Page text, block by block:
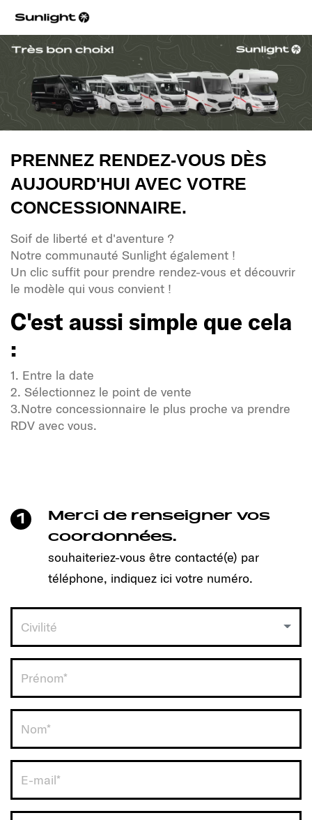
PRENNEZ RENDEZ-VOUS DÈS
AUJOURD'HUI AVEC VOTRE
CONCESSIONNAIRE.
Soif de liberté et d'aventure ?
Notre communauté Sunlight également !
Un clic suffit pour prendre rendez-vous et découvrir
le modèle qui vous convient !
C'est aussi simple que cela
:
1. Entre la date
2. Sélectionnez le point de vente
3.Notre concessionnaire le plus proche va prendre
RDV avec vous.
C'est aussi simple que cela
1. Entre la date
2. Sélectionnez le point de vente
3.Notre concessionnaire le plus proche va prendre
1
Merci de renseigner vos
coordonnées.
souhaiteriez-vous être contacté(e) par
téléphone, indiquez ici votre numéro.
Civilité